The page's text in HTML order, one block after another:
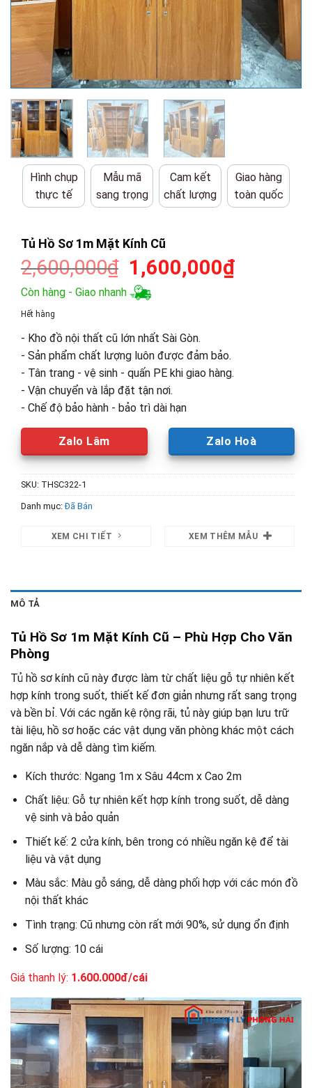
Hình chụp
thực tế
Mẫu mã
sang trọng
Cam kết
chất lượng
Giao hàng
toàn quốc
Tủ Hồ Sơ 1m Mặt Kính Cũ
2,600,000₫ Giá
gốc
là:
1,600,000₫Giá
Còn hàng - Giao nhanh
Hết hàng
- Kho đồ nội thất cũ lớn nhất Sài Gòn.
- Sản phẩm chất lượng luôn được đảm bảo.
- Tân trang - vệ sinh - quấn PE khi giao hàng.
- Vận chuyển và lắp đặt tận nơi.
- Chế độ bảo hành - bảo trì dài hạn
Zalo Lâm Zalo Hoà
SKU: THSC322-1
Danh mục:Đã Bán
XEM CHI TIẾT XEM THÊM MẪU
MÔ TẢ
Tủ Hồ Sơ 1m Mặt Kính Cũ – Phù Hợp Cho Văn
Phòng
Tủ hồ sơ kính cũ này được làm từ chất liệu gỗ tự nhiên kết
hợp kính trong suốt, thiết kế đơn giản nhưng rất sang trọng
và bền bỉ. Với các ngăn kệ rộng rãi, tủ này giúp bạn lưu trữ
tài liệu, hồ sơ hoặc các vật dụng văn phòng khác một cách
ngăn nắp và dễ dàng tìm kiếm.
Kích thước: Ngang 1m x Sâu 44cm x Cao 2m
Chất liệu: Gỗ tự nhiên kết hợp kính trong suốt, dễ dàng
vệ sinh và bảo quản
Thiết kế: 2 cửa kính, bên trong có nhiều ngăn kệ để tài
liệu và vật dụng
Màu sắc: Màu gỗ sáng, dễ dàng phối hợp với các món đồ
nội thất khác
Tình trạng: Cũ nhưng còn rất mới 90%, sử dụng ổn định
Số lượng: 10 cái
Giá thanh lý: 1.600.000đ/cái